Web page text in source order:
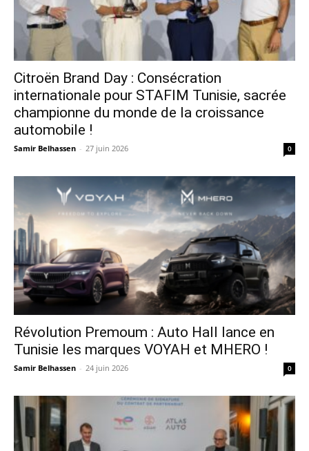
Citroën Brand Day : Consécration
internationale pour STAFIM Tunisie, sacrée
championne du monde de la croissance
automobile !
Samir Belhassen - 27 juin 2026 0
Révolution Premoum : Auto Hall lance en
Tunisie les marques VOYAH et MHERO !
Samir Belhassen - 24 juin 2026 0